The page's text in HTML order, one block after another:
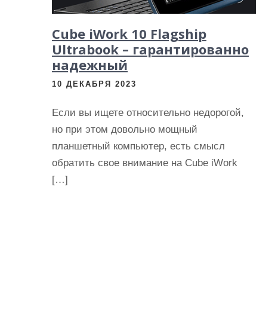
Cube iWork 10 Flagship
Ultrabook – гарантированно
надежный
10 ДЕКАБРЯ 2023
Если вы ищете относительно недорогой,
но при этом довольно мощный
планшетный компьютер, есть смысл
обратить свое внимание на Cube iWork
[…]